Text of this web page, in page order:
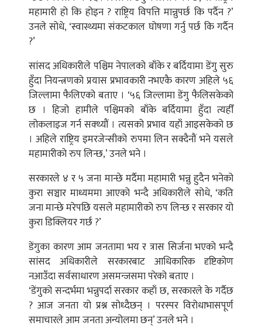
महामारी हो कि होइन ? राष्ट्रिय विपत्ति मान्नुपर्छ कि पर्दैन ?’
उनले सोधे, ‘स्वास्थ्यमा संकटकाल घोषणा गर्नु पर्छ कि गर्दैन
?’
सांसद अधिकारीले पश्चिम नेपालको बाँके र बर्दियामा डेंगु सुरु
हुँदा नियन्त्रणको प्रयास प्रभावकारी नभएकै कारण अहिले ५६
जिल्लामा फैलिएको बताए । ‘५६ जिल्लामा डेंगु फैलिसकेको
छ । हिजो हामीले पश्चिमको बाँके बर्दियामा हुँदा त्यहीँ
लोकलाइज गर्न सक्थ्यौं । त्यसको प्रभाव यहाँ आइसकेको छ
। अहिले राष्ट्रिय इमरजेन्सीको रुपमा लिन सक्दैनौं भने यसले
महामारीको रुप लिन्छ,’ उनले भने ।
सरकारले ४ र ५ जना मान्छे मर्दैमा महामारी भन्नु हुदैन भनेको
कुरा सञ्चार माध्यममा आएको भन्दै अधिकारीले सोधे, ‘कति
जना मान्छे मरेपछि यसले महामारीको रुप लिन्छ र सरकार यो
कुरा डिक्लियर गर्छ ?’
डेंगुका कारण आम जनतामा भय र त्रास सिर्जना भएको भन्दै
सांसद अधिकारीले सरकारबाट आधिकारिक दृष्टिकोण
नआउँदा सर्वसाधारण असमन्जसमा परेको बताए ।
‘डेंगुको सन्दर्भमा भन्नुपर्दा सरकार कहाँ छ, सरकारले के गर्दैछ
? आज जनता यो प्रश्न सोध्दैछन् । परस्पर विरोधाभासपूर्ण
समाचारले आम जनता अन्योलमा छन्’ उनले भने ।